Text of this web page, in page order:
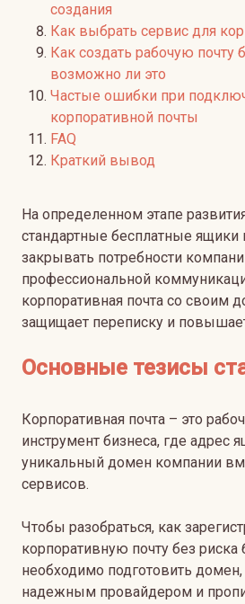
создания
Как выбрать сервис для
Как создать рабочую почту
возможно ли это
Частые ошибки при
корпоративной почты
FAQ
Краткий вывод
На определенном этапе
стандартные бесплатные ящики
закрывать потребности
профессиональной
корпоративная почта со своим
защищает переписку и
Основные тезисы
Корпоративная почта – это
инструмент бизнеса, где адрес
уникальный домен компании
сервисов.
Чтобы разобраться, как
корпоративную почту без риска
необходимо подготовить домен,
надежным провайдером и